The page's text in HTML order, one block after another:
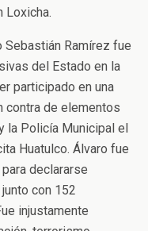
Loxicha.
Sebastián Ramírez fue
del Estado en la
participado en una
contra de elementos
la Policía Municipal el
Huatulco. Álvaro fue
declararse
con 152
injustamente